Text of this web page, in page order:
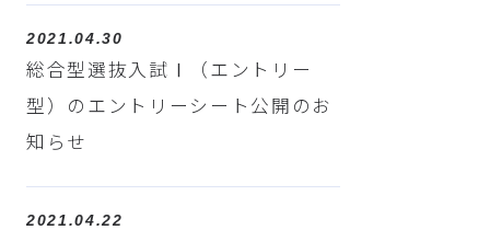
2021.04.30
総合型選抜入試Ⅰ（エントリー
型）のエントリーシート公開のお
知らせ
2021.04.22